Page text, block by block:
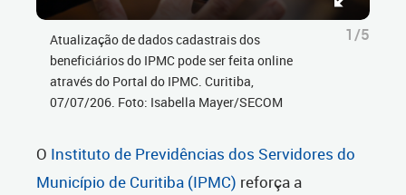
Atualização de dados cadastrais dos
beneficiários do IPMC pode ser feita online
através do Portal do IPMC. Curitiba,
07/07/206. Foto: Isabella Mayer/SECOM
1/5
O Instituto de Previdências dos Servidores do
Município de Curitiba (IPMC) reforça a